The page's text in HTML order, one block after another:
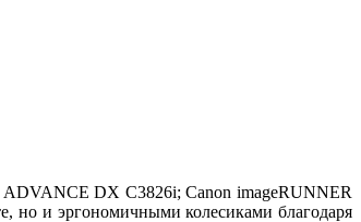
DX C3826i; Canon imageRUNNER
и эргономичными колесиками благодаря